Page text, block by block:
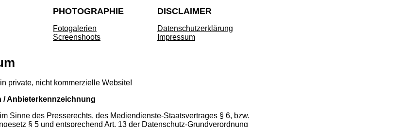
PHOTOGRAPHIE
Fotogalerien
Screenshoots
DISCLAIMER
Datenschutzerklärung
Impressum
private, nicht kommerzielle Website!
/ Anbieterkennzeichnung
Sinne des Presserechts, des Mediendienste-Staatsvertrages § 6, bzw.
§ 5 und entsprechend Art. 13 der Datenschutz-Grundverordnung